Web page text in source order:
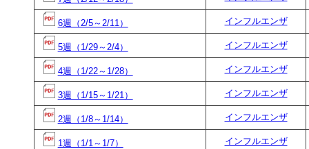
6週（2/5～2/11） インフルエンザ
5週（1/29～2/4） インフルエンザ
4週（1/22～1/28） インフルエンザ
3週（1/15～1/21） インフルエンザ
2週（1/8～1/14） インフルエンザ
1週（1/1～1/7） インフルエンザ